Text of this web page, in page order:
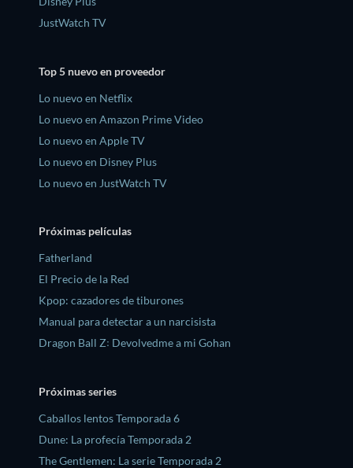
JustWatch TV
Top 5 nuevo en proveedor
Lo nuevo en Netflix
Lo nuevo en Amazon Prime Video
Lo nuevo en Apple TV
Lo nuevo en Disney Plus
Lo nuevo en JustWatch TV
Próximas películas
Fatherland
El Precio de la Red
Kpop: cazadores de tiburones
Manual para detectar a un narcisista
Dragon Ball Z꞉ Devolvedme a mi Gohan
Próximas series
Caballos lentos Temporada 6
Dune: La profecía Temporada 2
The Gentlemen: La serie Temporada 2